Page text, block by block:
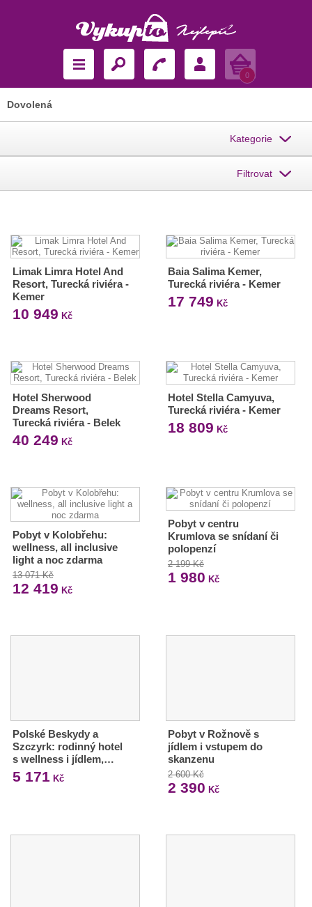
Košík
0
Dovolená
Kategorie
Filtrovat
Limak Limra Hotel And
Resort, Turecká riviéra -
Kemer
10 949 Kč
Baia Salima Kemer,
Turecká riviéra - Kemer
17 749 Kč
Hotel Sherwood
Dreams Resort,
Turecká riviéra - Belek
40 249 Kč
Hotel Stella Camyuva,
Turecká riviéra - Kemer
18 809 Kč
Pobyt v Kolobřehu:
wellness, all inclusive
light a noc zdarma
13 071 Kč
12 419 Kč
Pobyt v centru
Krumlova se snídaní či
polopenzí
2 199 Kč
1 980 Kč
Polské Beskydy a
Szczyrk: rodinný hotel
s wellness i jídlem,…
5 171 Kč
Pobyt v Rožnově s
jídlem i vstupem do
skanzenu
2 600 Kč
2 390 Kč